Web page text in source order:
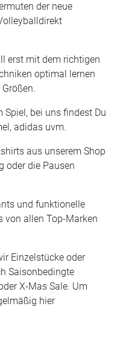
der neue
erst mit dem richtigen
optimal lernen
Spiel, bei uns findest Du
adidas uvm.
aus unserem Shop
oder die Pausen
und funktionelle
von allen Top-Marken
Einzelstücke oder
Saisonbedingte
X-Mas Sale. Um
hier